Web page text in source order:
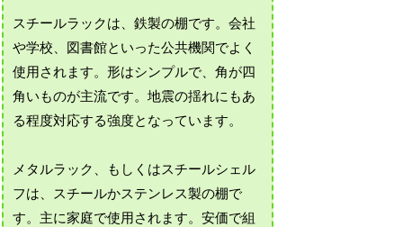
スチールラックは、鉄製の棚です。会社
や学校、図書館といった公共機関でよく
使用されます。形はシンプルで、角が四
角いものが主流です。地震の揺れにもあ
る程度対応する強度となっています。
メタルラック、もしくはスチールシェル
フは、スチールかステンレス製の棚で
す。主に家庭で使用されます。安価で組